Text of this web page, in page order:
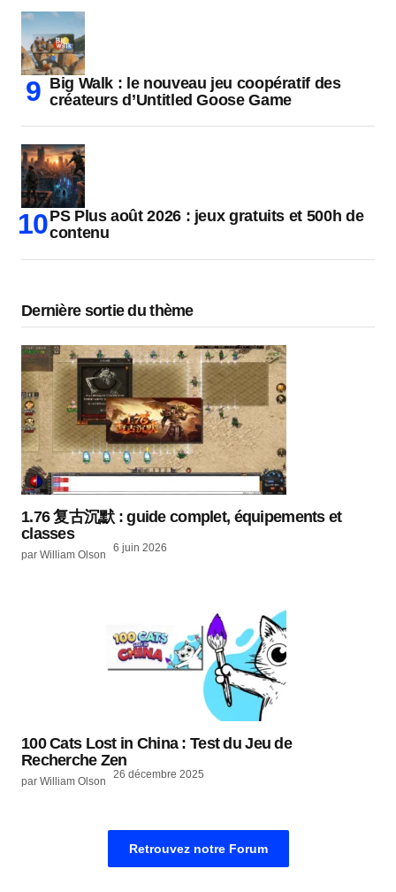
Big Walk : le nouveau jeu coopératif des
créateurs d’Untitled Goose Game
PS Plus août 2026 : jeux gratuits et 500h de
contenu
Dernière sortie du thème
1.76 复古沉默 : guide complet, équipements et
classes
par William Olson
6 juin 2026
100 Cats Lost in China : Test du Jeu de
Recherche Zen
par William Olson
26 décembre 2025
Retrouvez notre Forum